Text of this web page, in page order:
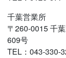
千葉営業所
〒260-0015 千
609号
TEL：043-330-